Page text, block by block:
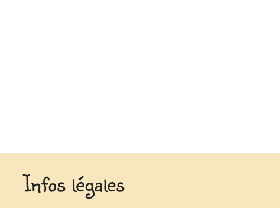
Infos légales